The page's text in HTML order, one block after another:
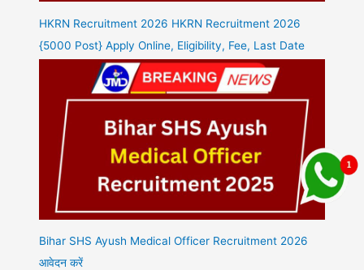
HKRN Recruitment 2026 HKRN Recruitment 2026
{5000 Post} Apply Online, Eligibility, Fee, Last Date
Bihar SHS Ayush Medical Officer Recruitment 2026
आवेदन करें